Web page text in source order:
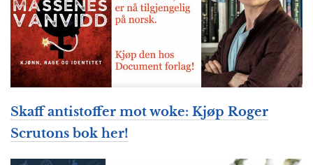
Skaff antistoffer mot woke: Kjøp Roger
Scrutons bok her!